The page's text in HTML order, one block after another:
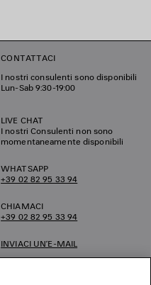
CONTATTACI
I nostri consulenti sono disponibili
Lun-Sab 9:30-19:00
LIVE CHAT
I nostri Consulenti non sono
momentaneamente disponibili
WHATSAPP
+39 02 82 95 33 94
CHIAMACI
+39 02 82 95 33 94
INVIACI UN’E-MAIL